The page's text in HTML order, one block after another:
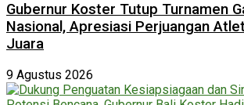
Gubernur Koster Tutup Turnamen
Nasional, Apresiasi Perjuangan
Juara
9 Agustus 2026